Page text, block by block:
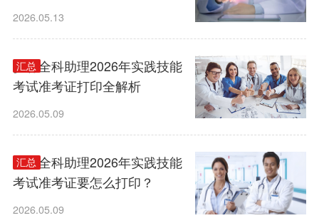
2026.05.13
汇总
乡村全科助理2026年实践技能
考试准考证打印全解析
2026.05.09
汇总
乡村全科助理2026年实践技能
考试准考证要怎么打印？
2026.05.09